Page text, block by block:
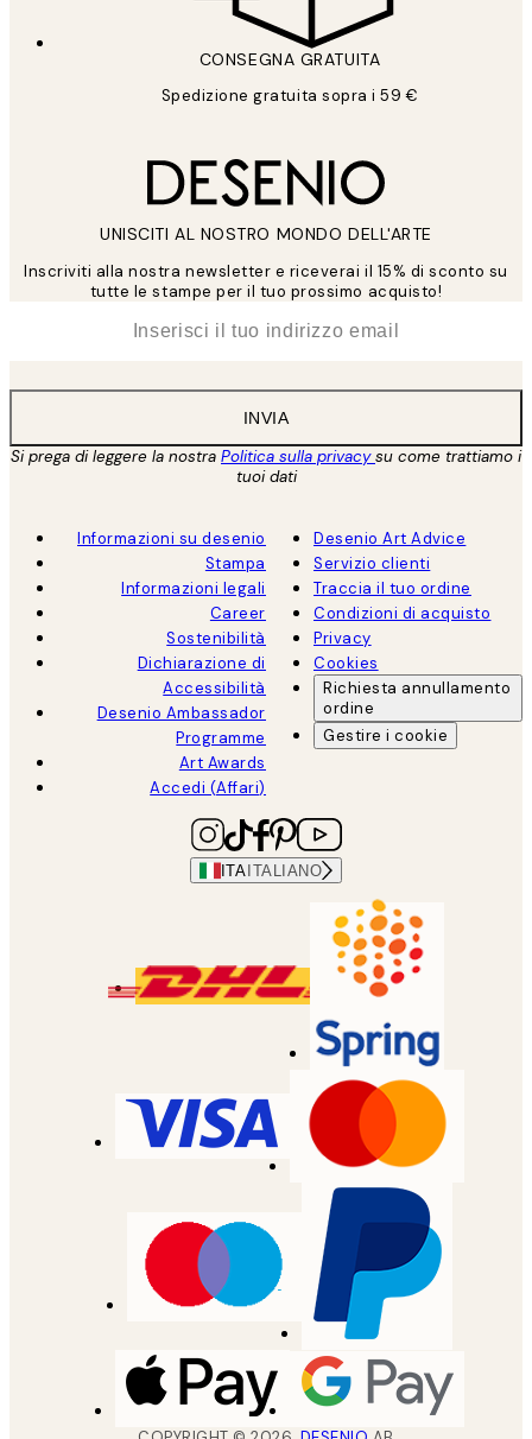
CONSEGNA GRATUITA
Spedizione gratuita sopra i 59 €
UNISCITI AL NOSTRO MONDO DELL'ARTE
Inscriviti alla nostra newsletter e riceverai il 15% di sconto su
tutte le stampe per il tuo prossimo acquisto!
INVIA
Si prega di leggere la nostra Politica sulla privacysu come trattiamo i
tuoi dati
Informazioni su desenio
Stampa
Informazioni legali
Career
Sostenibilità
Dichiarazione di
Accessibilità
Desenio Ambassador
Programme
Art Awards
Accedi (Affari)
Desenio Art Advice
Servizio clienti
Traccia il tuo ordine
Condizioni di acquisto
Privacy
Cookies
Richiesta annullamento
ordine
Gestire i cookie
ITA ITALIANO